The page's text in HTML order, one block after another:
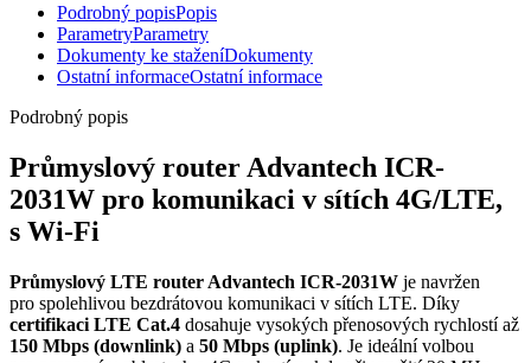
Podrobný popisPopis
ParametryParametry
Dokumenty ke staženíDokumenty
Ostatní informaceOstatní informace
Podrobný popis
Průmyslový router Advantech ICR-
2031W pro komunikaci v sítích 4G/LTE,
s Wi-Fi
Průmyslový LTE router Advantech ICR-2031W je navržen
pro spolehlivou bezdrátovou komunikaci v sítích LTE. Díky
certifikaci LTE Cat.4 dosahuje vysokých přenosových rychlostí až
150 Mbps (downlink) a 50 Mbps (uplink). Je ideální volbou